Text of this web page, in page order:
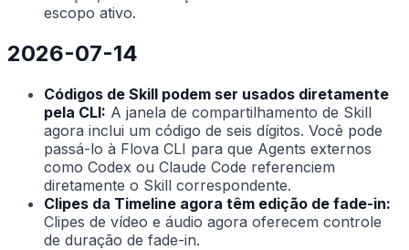
escopo ativo.
2026-07-14
Códigos de Skill podem ser usados diretamente
pela CLI: A janela de compartilhamento de Skill
agora inclui um código de seis dígitos. Você pode
passá-lo à Flova CLI para que Agents externos
como Codex ou Claude Code referenciem
diretamente o Skill correspondente.
Clipes da Timeline agora têm edição de fade-in:
Clipes de vídeo e áudio agora oferecem controle
de duração de fade-in.